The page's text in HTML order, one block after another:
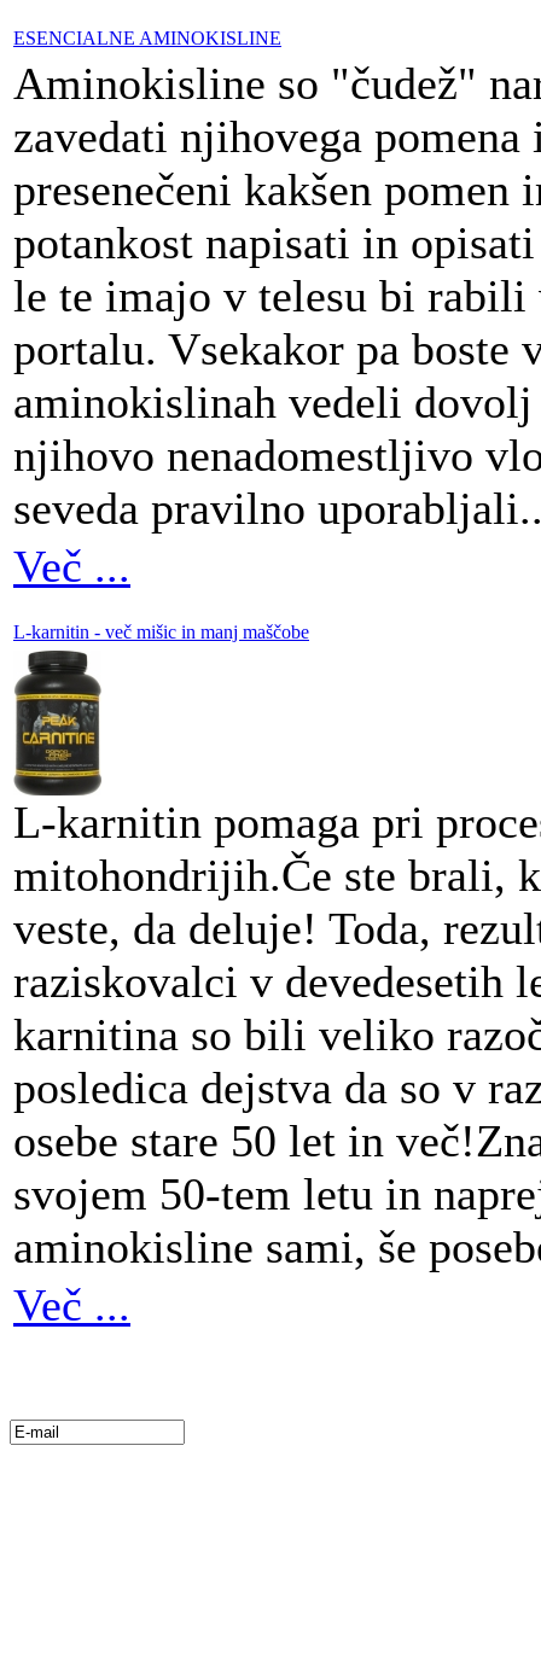
ESENCIALNE AMINOKISLINE
Aminokisline so "čudež"
zavedati njihovega
presenečeni kakšen
potankost napisati in
le te imajo v telesu bi rabili
portalu. Vsekakor pa boste
aminokislinah vedeli
njihovo nenadomestljivo
seveda pravilno
Več ...
L-karnitin - več mišic in manj maščobe
L-karnitin pomaga pri
mitohondrijih.Če ste brali,
veste, da deluje! Toda,
raziskovalci v devedesetih
karnitina so bili veliko
posledica dejstva da so v
osebe stare 50 let in
svojem 50-tem letu in
aminokisline sami, še
Več ...